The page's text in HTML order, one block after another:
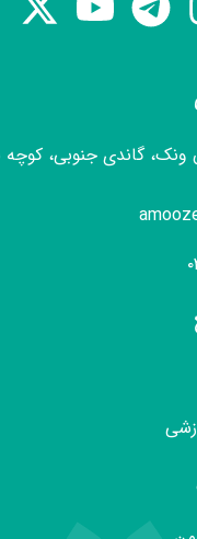
ونک، گاندی جنوبی، کوچه